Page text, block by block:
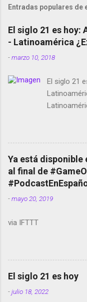
Entradas populares de
El siglo 21 es hoy:
- Latinoamérica
-marzo 10, 2018
El siglo 21
cuentas
copyright
red social
película
Media
Live
Dictados
Ya está
al final de
-mayo 20, 2019
via IFTTT
El siglo 21 es hoy
-julio 18, 2022